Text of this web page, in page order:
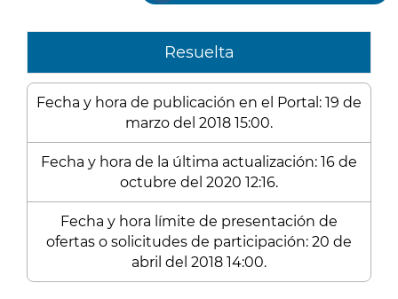
Resuelta
Fecha y hora de publicación en el Portal: 19 de
marzo del 2018 15:00.
Fecha y hora de la última actualización: 16 de
octubre del 2020 12:16.
Fecha y hora límite de presentación de
ofertas o solicitudes de participación: 20 de
abril del 2018 14:00.